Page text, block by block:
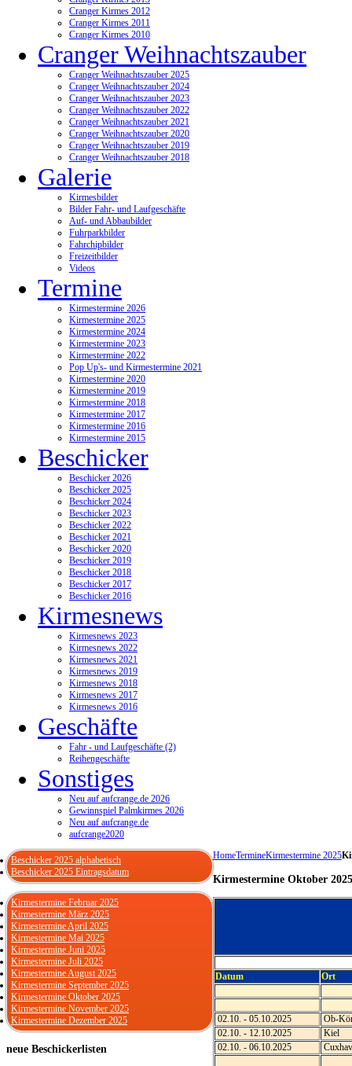
Cranger Kirmes 2012
Cranger Kirmes 2011
Cranger Kirmes 2010
Cranger Weihnachtszauber
Cranger Weihnachtszauber 2025
Cranger Weihnachtszauber 2024
Cranger Weihnachtszauber 2023
Cranger Weihnachtszauber 2022
Cranger Weihnachtszauber 2021
Cranger Weihnachtszauber 2020
Cranger Weihnachtszauber 2019
Cranger Weihnachtszauber 2018
Galerie
Kirmesbilder
Bilder Fahr- und Laufgeschäfte
Auf- und Abbaubilder
Fuhrparkbilder
Fahrchipbilder
Freizeitbilder
Videos
Termine
Kirmestermine 2026
Kirmestermine 2025
Kirmestermine 2024
Kirmestermine 2023
Kirmestermine 2022
Pop Up's- und Kirmestermine 2021
Kirmestermine 2020
Kirmestermine 2019
Kirmestermine 2018
Kirmestermine 2017
Kirmestermine 2016
Kirmestermine 2015
Beschicker
Beschicker 2026
Beschicker 2025
Beschicker 2024
Beschicker 2023
Beschicker 2022
Beschicker 2021
Beschicker 2020
Beschicker 2019
Beschicker 2018
Beschicker 2017
Beschicker 2016
Kirmesnews
Kirmesnews 2023
Kirmesnews 2022
Kirmesnews 2021
Kirmesnews 2019
Kirmesnews 2018
Kirmesnews 2017
Kirmesnews 2016
Geschäfte
Fahr - und Laufgeschäfte (2)
Reihengeschäfte
Sonstiges
Neu auf aufcrange.de 2026
Gewinnspiel Palmkirmes 2026
Neu auf aufcrange.de
aufcrange2020
HomeTermineKirmestermine 2025
Kirmestermine Oktober 2025
Datum Ort
02.10. - 05.10.2025
Ob-
02.10. - 12.10.2025
Kiel
02.10. - 06.10.2025
Beschicker 2025 alphabetisch
Beschicker 2025 Eintragsdatum
Kirmestermine Februar 2025
Kirmestermine März 2025
Kirmestermine April 2025
Kirmestermine Mai 2025
Kirmestermine Juni 2025
Kirmestermine Juli 2025
Kirmestermine August 2025
Kirmestermine September 2025
Kirmestermine Oktober 2025
Kirmestermine November 2025
Kirmestermine Dezember 2025
neue Beschickerlisten